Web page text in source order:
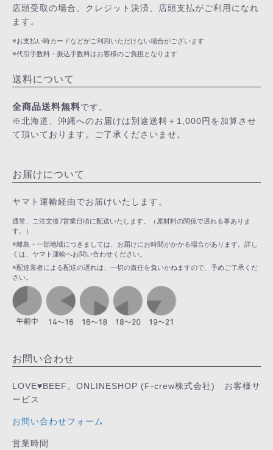
店頭受取の場合、クレジット決済、店頭支払がご利用になれ
ます。
※お支払い時カードなどがご利用いただけない場合がございます
※代引手数料・振込手数料はお客様のご負担となります
送料について
全商品送料無料です。
※北海道、沖縄へのお届けは別途送料＋1,000円を加算させ
て頂いております。ご了承くださいませ。
お届けについて
ヤマト運輸経由でお届けいたします。
通常、ご注文後7営業日頃に配送いたします。（原材料の関係で遅れる事ありま
す。）
※離島・一部地域につきましては、お届けにお時間がかかる場合があります。詳し
くは、ヤマト運輸へお問い合わせください。
※配達業者による配送の遅れは、一切の責任を負いかねますので、予めご了承くだ
さい。
お問い合わせ
LOVE♥BEEF。ONLINESHOP (F-crew株式会社) お客様サ
ービス
お問い合わせフォーム
営業時間